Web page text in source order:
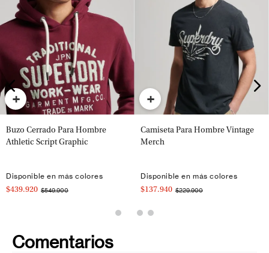
+
Buzo Cerrado Para Hombre
Athletic Script Graphic
Disponible en más colores
$439.920 $549.900
+
Camiseta Para Hombre Vintage
Merch
Disponible en más colores
$137.940 $229.900
Comentarios